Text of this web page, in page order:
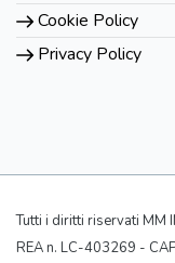
Cookie Policy
Privacy Policy
Tutti i diritti riservati MM
REA n. LC-403269 -